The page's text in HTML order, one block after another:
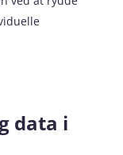
data i